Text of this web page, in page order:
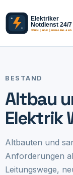
BESTAND
Altbau
Elektrik
Altbauten und
Anforderungen
Leitungswege,